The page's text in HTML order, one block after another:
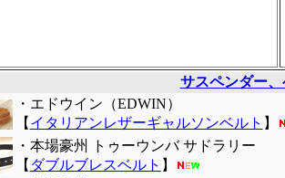
サスペンダー
・エドウイン（EDWIN）
【 イタリアンレザーギャルソンベルト 】
・本場豪州 トゥーウンバ サドラリー
【 ダブルブレスベルト 】